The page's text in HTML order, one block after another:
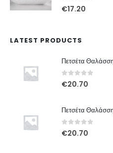
0out of 5
€17.20
LATEST PRODUCTS
Πετσέτα
0out of 5
€20.70
Πετσέτα
0out of 5
€20.70